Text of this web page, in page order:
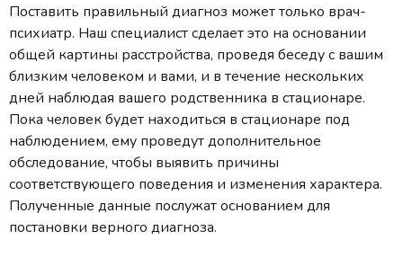
Поставить правильный диагноз может только врач-
психиатр. Наш специалист сделает это на основании
общей картины расстройства, проведя беседу с вашим
близким человеком и вами, и в течение нескольких
дней наблюдая вашего родственника в стационаре.
Пока человек будет находиться в стационаре под
наблюдением, ему проведут дополнительное
обследование, чтобы выявить причины
соответствующего поведения и изменения характера.
Полученные данные послужат основанием для
постановки верного диагноза.